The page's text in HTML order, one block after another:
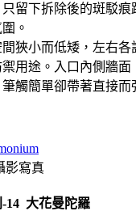
留下拆除後的斑駁痕
。
狹小而低矮，左右各
用途。入口內側牆面
觸簡單卻帶著直接而
影寫真
14 大花曼陀羅